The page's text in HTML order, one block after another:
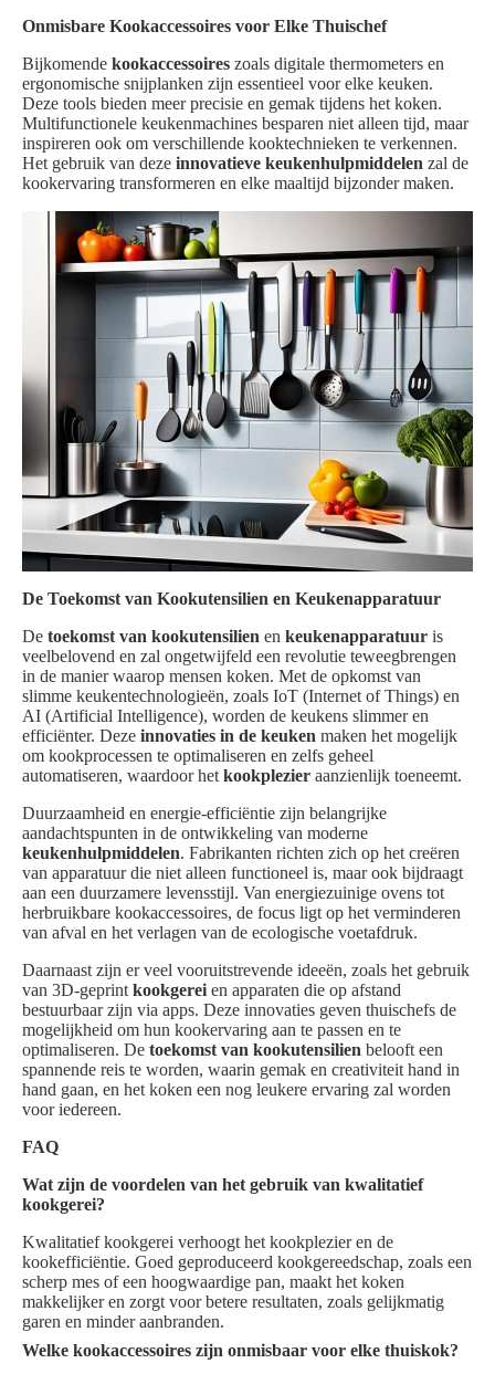
Onmisbare Kookaccessoires voor Elke Thuischef
Bijkomende kookaccessoires zoals digitale thermometers en
ergonomische snijplanken zijn essentieel voor elke keuken.
Deze tools bieden meer precisie en gemak tijdens het koken.
Multifunctionele keukenmachines besparen niet alleen tijd, maar
inspireren ook om verschillende kooktechnieken te verkennen.
Het gebruik van deze innovatieve keukenhulpmiddelen zal de
kookervaring transformeren en elke maaltijd bijzonder maken.
De Toekomst van Kookutensilien en Keukenapparatuur
De toekomst van kookutensilien en keukenapparatuur is
veelbelovend en zal ongetwijfeld een revolutie teweegbrengen
in de manier waarop mensen koken. Met de opkomst van
slimme keukentechnologieën, zoals IoT (Internet of Things) en
AI (Artificial Intelligence), worden de keukens slimmer en
efficiënter. Deze innovaties in de keuken maken het mogelijk
om kookprocessen te optimaliseren en zelfs geheel
automatiseren, waardoor het kookplezier aanzienlijk toeneemt.
Duurzaamheid en energie-efficiëntie zijn belangrijke
aandachtspunten in de ontwikkeling van moderne
keukenhulpmiddelen. Fabrikanten richten zich op het creëren
van apparatuur die niet alleen functioneel is, maar ook bijdraagt
aan een duurzamere levensstijl. Van energiezuinige ovens tot
herbruikbare kookaccessoires, de focus ligt op het verminderen
van afval en het verlagen van de ecologische voetafdruk.
Daarnaast zijn er veel vooruitstrevende ideeën, zoals het gebruik
van 3D-geprint kookgerei en apparaten die op afstand
bestuurbaar zijn via apps. Deze innovaties geven thuischefs de
mogelijkheid om hun kookervaring aan te passen en te
optimaliseren. De toekomst van kookutensilien belooft een
spannende reis te worden, waarin gemak en creativiteit hand in
hand gaan, en het koken een nog leukere ervaring zal worden
voor iedereen.
FAQ
Wat zijn de voordelen van het gebruik van kwalitatief
kookgerei?
Kwalitatief kookgerei verhoogt het kookplezier en de
kookefficiëntie. Goed geproduceerd kookgereedschap, zoals een
scherp mes of een hoogwaardige pan, maakt het koken
makkelijker en zorgt voor betere resultaten, zoals gelijkmatig
garen en minder aanbranden.
Welke kookaccessoires zijn onmisbaar voor elke thuiskok?